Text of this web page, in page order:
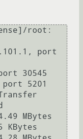
root:
port
30545
5201
MBytes